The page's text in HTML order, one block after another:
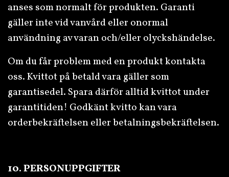
anses som normalt för produkten. Garanti
gäller inte vid vanvård eller onormal
användning av varan och/eller olyckshändelse.
Om du får problem med en produkt kontakta
oss. Kvittot på betald vara gäller som
garantisedel. Spara därför alltid kvittot under
garantitiden! Godkänt kvitto kan vara
orderbekräftelsen eller betalningsbekräftelsen.
10. PERSONUPPGIFTER